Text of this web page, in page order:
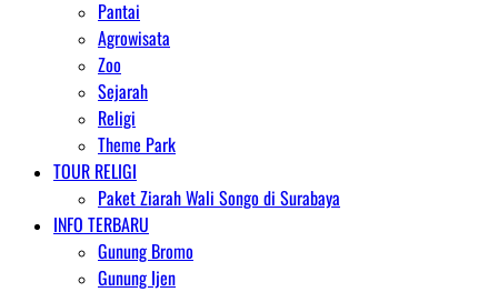
Pantai
Agrowisata
Zoo
Sejarah
Religi
Theme Park
TOUR RELIGI
Paket Ziarah Wali Songo di Surabaya
INFO TERBARU
Gunung Bromo
Gunung Ijen